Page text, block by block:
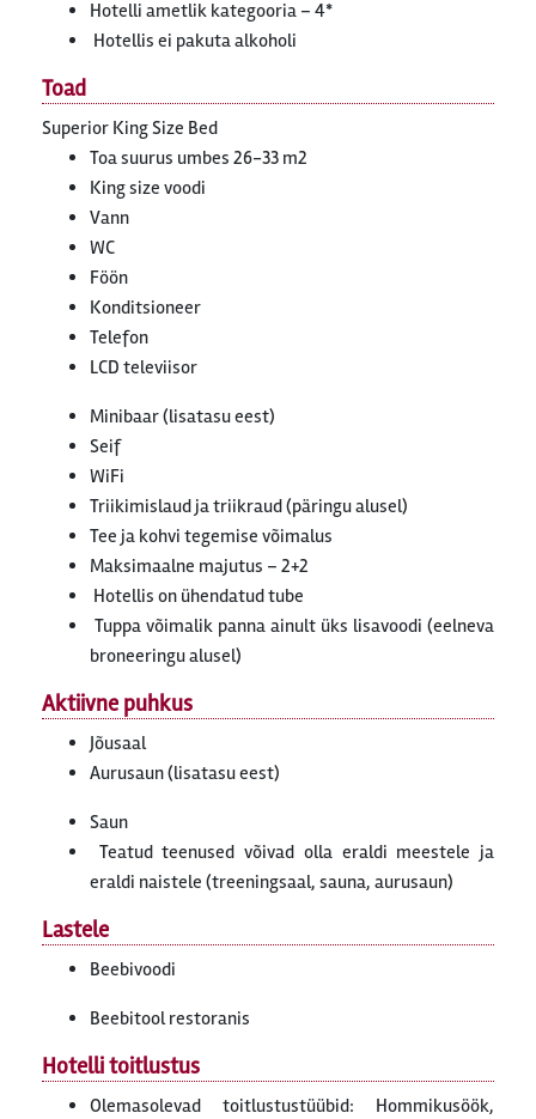
Hotelli ametlik kategooria – 4*
Hotellis ei pakuta alkoholi
Toad
Superior King Size Bed
Toa suurus umbes 26-33 m2
King size voodi
Vann
WC
Föön
Konditsioneer
Telefon
LCD televiisor
Minibaar (lisatasu eest)
Seif
WiFi
Triikimislaud ja triikraud (päringu alusel)
Tee ja kohvi tegemise võimalus
Maksimaalne majutus – 2+2
Hotellis on ühendatud tube
Tuppa võimalik panna ainult üks lisavoodi (eelneva
broneeringu alusel)
Aktiivne puhkus
Jõusaal
Aurusaun (lisatasu eest)
Saun
Teatud teenused võivad olla eraldi meestele ja
eraldi naistele (treeningsaal, sauna, aurusaun)
Lastele
Beebivoodi
Beebitool restoranis
Hotelli toitlustus
Olemasolevad toitlustustüübid: Hommikusöök,